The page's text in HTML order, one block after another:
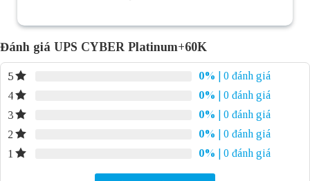
Đánh giá UPS CYBER Platinum+60K
5 0%
| 0 đánh giá
4
0%
| 0 đánh giá
3
0%
| 0 đánh giá
2
0%
| 0 đánh giá
1
0% | 0 đánh giá